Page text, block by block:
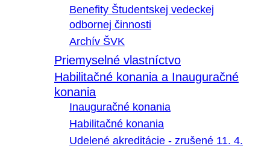
Benefity Študentskej vedeckej
odbornej činnosti
Archív ŠVK
Priemyselné vlastníctvo
Habilitačné konania a Inauguračné
konania
Inauguračné konania
Habilitačné konania
Udelené akreditácie - zrušené 11. 4.